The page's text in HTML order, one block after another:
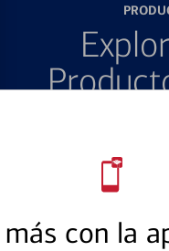
con la
Ofrecemos una
diseñados para ayudar